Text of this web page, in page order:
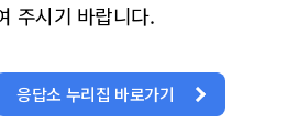
주시기 바랍니다.
응답소 누리집 바로가기